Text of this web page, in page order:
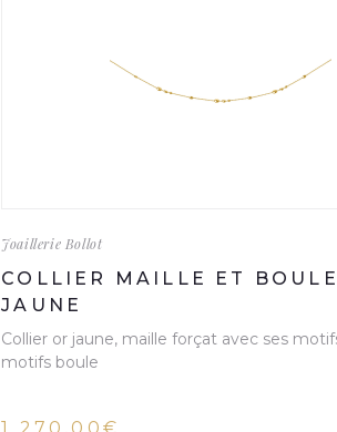
Joaillerie Bollot
COLLIER MAILLE ET
JAUNE
Collier or jaune, maille forçat avec ses
motifs boule